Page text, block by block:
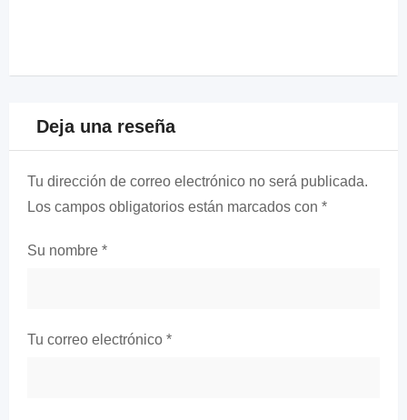
Deja una reseña
Tu dirección de correo electrónico no será publicada.
Los campos obligatorios están marcados con *
Su nombre *
Tu correo electrónico *